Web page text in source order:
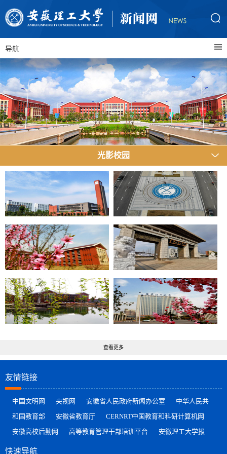
导航
光影校园
查看更多
友情链接
中国文明网 央视网 安徽省人民政府新闻办公室
中华人民共
和国教育部
安徽省教育厅
CERNRT中国教育和科研计算机网
安徽高校后勤网
高等教育管理干部培训平台 安徽理工大学报
快速导航